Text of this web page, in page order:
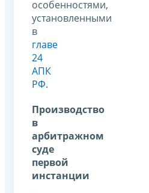
особенностями,
установленными
в
главе
24
АПК
РФ.
Производство
в
арбитражном
суде
первой
инстанции